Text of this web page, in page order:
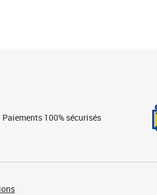
Paiements 100% sécurisés